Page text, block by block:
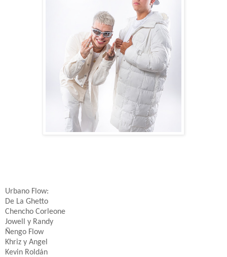
Urbano Flow:
De La Ghetto
Chencho Corleone
Jowell y Randy
Ñengo Flow
Khriz y Angel
Kevin Roldán